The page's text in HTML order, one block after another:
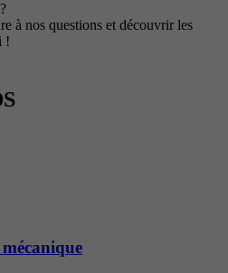
à nos questions et découvrir les
!